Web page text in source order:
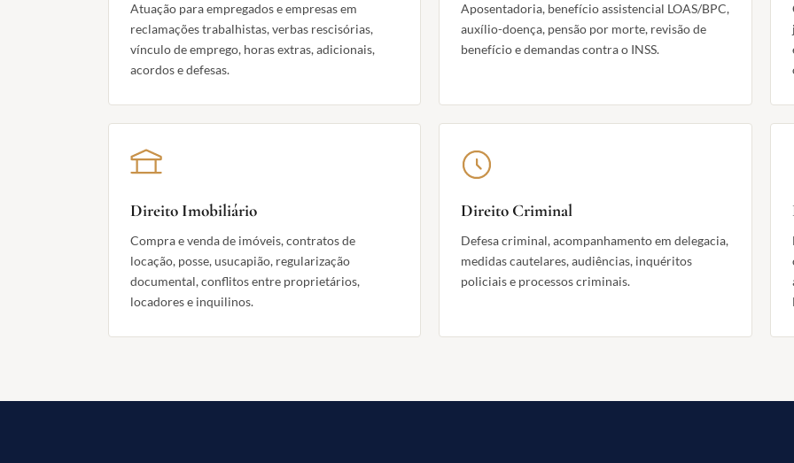
Atuação para empregados e empresas em
reclamações trabalhistas, verbas rescisórias,
vínculo de emprego, horas extras, adicionais,
acordos e defesas.
Aposentadoria, benefício assistencial LOAS/BPC,
auxílio-doença, pensão por morte, revisão de
benefício e demandas contra o INSS.
Direito Imobiliário
Compra e venda de imóveis, contratos de
locação, posse, usucapião, regularização
documental, conflitos entre proprietários,
locadores e inquilinos.
Direito Criminal
Defesa criminal, acompanhamento em delegacia,
medidas cautelares, audiências, inquéritos
policiais e processos criminais.